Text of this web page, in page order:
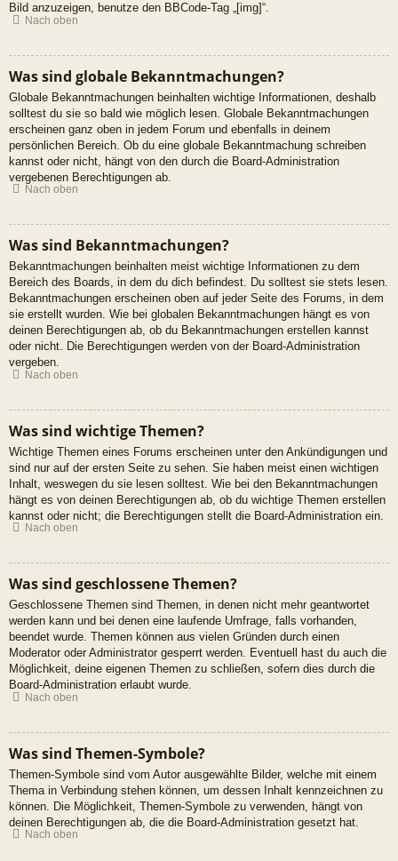
Bild anzuzeigen, benutze den BBCode-Tag „[img]“.
Nach oben
Was sind globale Bekanntmachungen?
Globale Bekanntmachungen beinhalten wichtige Informationen, deshalb
solltest du sie so bald wie möglich lesen. Globale Bekanntmachungen
erscheinen ganz oben in jedem Forum und ebenfalls in deinem
persönlichen Bereich. Ob du eine globale Bekanntmachung schreiben
kannst oder nicht, hängt von den durch die Board-Administration
vergebenen Berechtigungen ab.
Nach oben
Was sind Bekanntmachungen?
Bekanntmachungen beinhalten meist wichtige Informationen zu dem
Bereich des Boards, in dem du dich befindest. Du solltest sie stets lesen.
Bekanntmachungen erscheinen oben auf jeder Seite des Forums, in dem
sie erstellt wurden. Wie bei globalen Bekanntmachungen hängt es von
deinen Berechtigungen ab, ob du Bekanntmachungen erstellen kannst
oder nicht. Die Berechtigungen werden von der Board-Administration
vergeben.
Nach oben
Was sind wichtige Themen?
Wichtige Themen eines Forums erscheinen unter den Ankündigungen und
sind nur auf der ersten Seite zu sehen. Sie haben meist einen wichtigen
Inhalt, weswegen du sie lesen solltest. Wie bei den Bekanntmachungen
hängt es von deinen Berechtigungen ab, ob du wichtige Themen erstellen
kannst oder nicht; die Berechtigungen stellt die Board-Administration ein.
Nach oben
Was sind geschlossene Themen?
Geschlossene Themen sind Themen, in denen nicht mehr geantwortet
werden kann und bei denen eine laufende Umfrage, falls vorhanden,
beendet wurde. Themen können aus vielen Gründen durch einen
Moderator oder Administrator gesperrt werden. Eventuell hast du auch die
Möglichkeit, deine eigenen Themen zu schließen, sofern dies durch die
Board-Administration erlaubt wurde.
Nach oben
Was sind Themen-Symbole?
Themen-Symbole sind vom Autor ausgewählte Bilder, welche mit einem
Thema in Verbindung stehen können, um dessen Inhalt kennzeichnen zu
können. Die Möglichkeit, Themen-Symbole zu verwenden, hängt von
deinen Berechtigungen ab, die die Board-Administration gesetzt hat.
Nach oben